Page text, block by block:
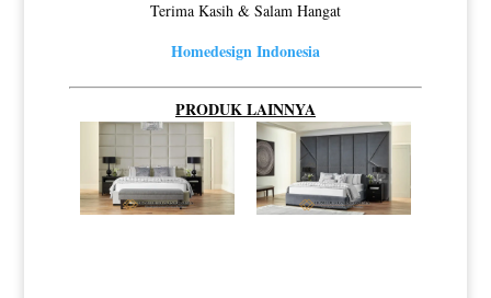
Terima Kasih & Salam Hangat
Homedesign Indonesia
PRODUK LAINNYA